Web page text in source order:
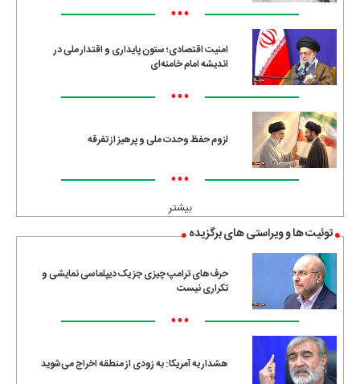
•••
امنیت اقتصادی؛ ستون پایداری و اقتدار ملی در
اندیشه امام خامنه‌ای
•••
لزوم حفظ وحدت ملی و پرهیز از تفرقه
•••
بیشتر
توئیت ها و ویراستی های برگزیده
حرف‌های ترامپ چیزی جز یک دیپلماسی نمایشی و
تکراری نیست
•••
هشدار به آمریکا: به زودی از منطقه اخراج می‌شوید